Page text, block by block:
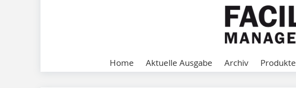
Home Aktuelle Ausgabe Archiv Produkte